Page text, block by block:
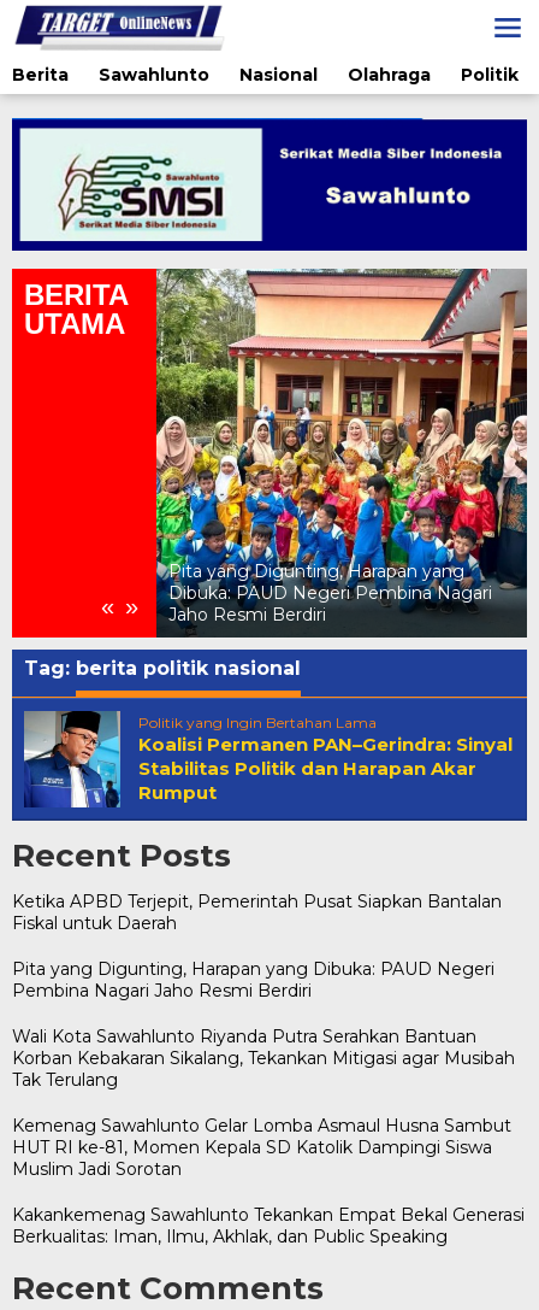
Lewati
ke
konten
Berita
Sawahlunto Nasional Olahraga Politik
BERITA
UTAMA
« »
Daerah
Pita yang Digunting, Harapan yang
Dibuka: PAUD Negeri Pembina Nagari
Jaho Resmi Berdiri
Tag: berita politik nasional
Politik yang Ingin Bertahan Lama
Koalisi Permanen PAN–Gerindra: Sinyal
Stabilitas Politik dan Harapan Akar
Rumput
Recent Posts
Ketika APBD Terjepit, Pemerintah Pusat Siapkan Bantalan
Fiskal untuk Daerah
Pita yang Digunting, Harapan yang Dibuka: PAUD Negeri
Pembina Nagari Jaho Resmi Berdiri
Wali Kota Sawahlunto Riyanda Putra Serahkan Bantuan
Korban Kebakaran Sikalang, Tekankan Mitigasi agar Musibah
Tak Terulang
Kemenag Sawahlunto Gelar Lomba Asmaul Husna Sambut
HUT RI ke-81, Momen Kepala SD Katolik Dampingi Siswa
Muslim Jadi Sorotan
Kakankemenag Sawahlunto Tekankan Empat Bekal Generasi
Berkualitas: Iman, Ilmu, Akhlak, dan Public Speaking
Recent Comments